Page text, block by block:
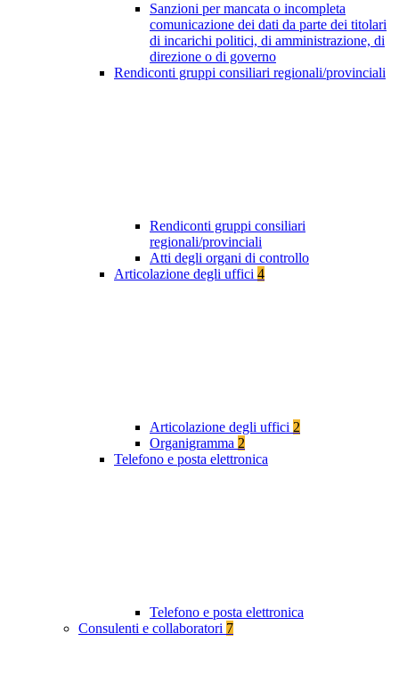
Sanzioni per mancata o incompleta
comunicazione dei dati da parte dei titolari
di incarichi politici, di amministrazione, di
direzione o di governo
Rendiconti gruppi consiliari regionali/provinciali
Rendiconti gruppi consiliari
regionali/provinciali
Atti degli organi di controllo
Articolazione degli uffici 4
Articolazione degli uffici 2
Organigramma 2
Telefono e posta elettronica
Telefono e posta elettronica
Consulenti e collaboratori 7